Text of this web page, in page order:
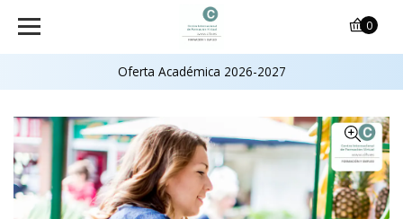
Oferta Académica 2026-2027
0